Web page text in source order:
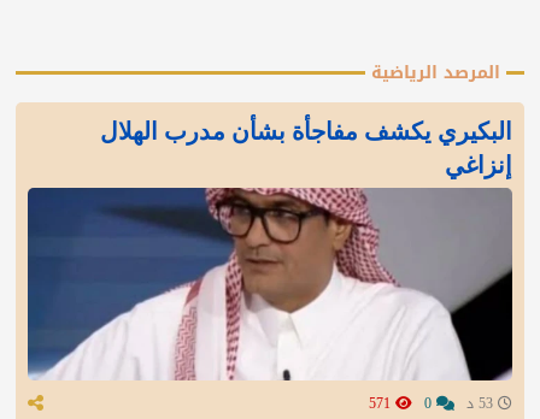
المرصد الرياضية
البكيري يكشف مفاجأة بشأن مدرب الهلال
إنزاغي